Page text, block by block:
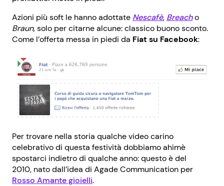
Azioni più soft le hanno adottate Nescafè, Breacho
Braun,solo per citarne alcune: classico buono sconto.
Come l’offerta messa in piedi da Fiat su Facebook:
Per trovare nella storia qualche video carino
celebrativo di questa festività dobbiamo ahimè
spostarci indietro di qualche anno: questo è del
2010, nato dall’idea di Agade Communication per
Rosso Amante gioielli.